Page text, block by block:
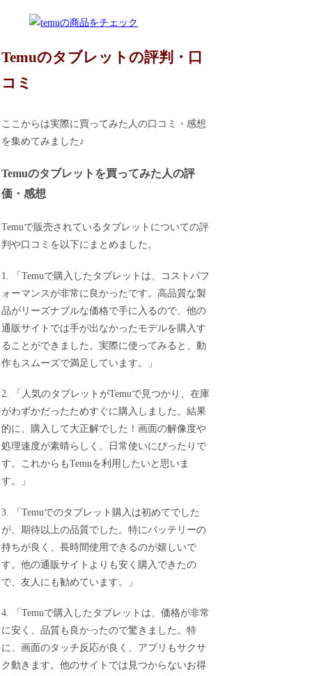
Temuのタブレットの評判・口
コミ
ここからは実際に買ってみた人の口コミ・感想
を集めてみました♪
Temuのタブレットを買ってみた人の評
価・感想
Temuで販売されているタブレットについての評
判や口コミを以下にまとめました。
1. 「Temuで購入したタブレットは、コストパフ
ォーマンスが非常に良かったです。高品質な製
品がリーズナブルな価格で手に入るので、他の
通販サイトでは手が出なかったモデルを購入す
ることができました。実際に使ってみると、動
作もスムーズで満足しています。」
2. 「人気のタブレットがTemuで見つかり、在庫
がわずかだったためすぐに購入しました。結果
的に、購入して大正解でした！画面の解像度や
処理速度が素晴らしく、日常使いにぴったりで
す。これからもTemuを利用したいと思いま
す。」
3. 「Temuでのタブレット購入は初めてでした
が、期待以上の品質でした。特にバッテリーの
持ちが良く、長時間使用できるのが嬉しいで
す。他の通販サイトよりも安く購入できたの
で、友人にも勧めています。」
4. 「Temuで購入したタブレットは、価格が非常
に安く、品質も良かったので驚きました。特
に、画面のタッチ反応が良く、アプリもサクサ
ク動きます。他のサイトでは見つからないお得